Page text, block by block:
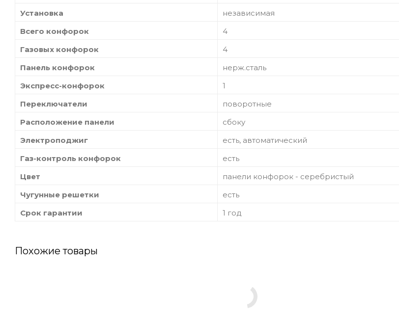
Установка
независимая
Всего конфорок
4
Газовых конфорок
4
Панель конфорок
нерж.сталь
Экспресс-конфорок
1
Переключатели
поворотные
Расположение панели
сбоку
Электроподжиг
есть, автоматический
Газ-контроль конфорок
есть
Цвет
панели конфорок - серебристый
Чугунные решетки
есть
Срок гарантии
1 год
Похожие товары